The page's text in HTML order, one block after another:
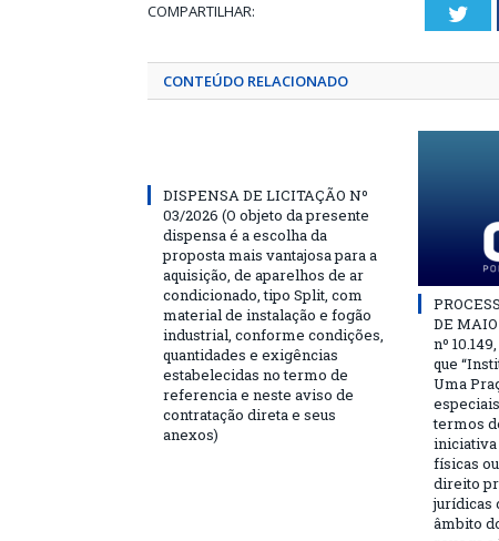
COMPARTILHAR:
CONTEÚDO RELACIONADO
DISPENSA DE LICITAÇÃO Nº
03/2026 (O objeto da presente
dispensa é a escolha da
proposta mais vantajosa para a
aquisição, de aparelhos de ar
condicionado, tipo Split, com
material de instalação e fogão
industrial, conforme condições,
quantidades e exigências
estabelecidas no termo de
referencia e neste aviso de
contratação direta e seus
anexos)
DE
nº
que
Uma
termos
iniciativa
físicas
direito
jurídicas
âmbito